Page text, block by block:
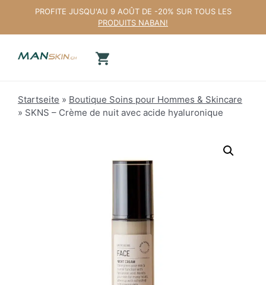
contenu
PROFITE JUSQU'AU 9 AOÛT DE -20% SUR TOUS LES
PRODUITS NABAN!
Startseite » Boutique Soins pour Hommes & Skincare
» SKNS – Crème de nuit avec acide hyaluronique